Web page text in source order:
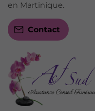
en Martinique.
Contact